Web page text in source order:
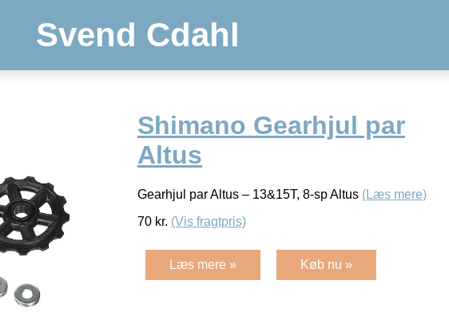
Svend Cdahl
Shimano Gearhjul par
Altus
Gearhjul par Altus – 13&15T, 8-sp Altus (Læs mere)
70 kr. (Vis fragtpris)
Læs mere » Køb nu »